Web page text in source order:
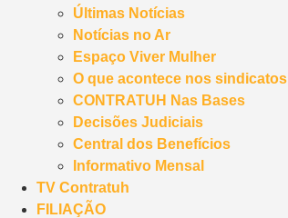
Últimas Notícias
Notícias no Ar
Espaço Viver Mulher
O que acontece nos sindicatos
CONTRATUH Nas Bases
Decisões Judiciais
Central dos Benefícios
Informativo Mensal
TV Contratuh
FILIAÇÃO